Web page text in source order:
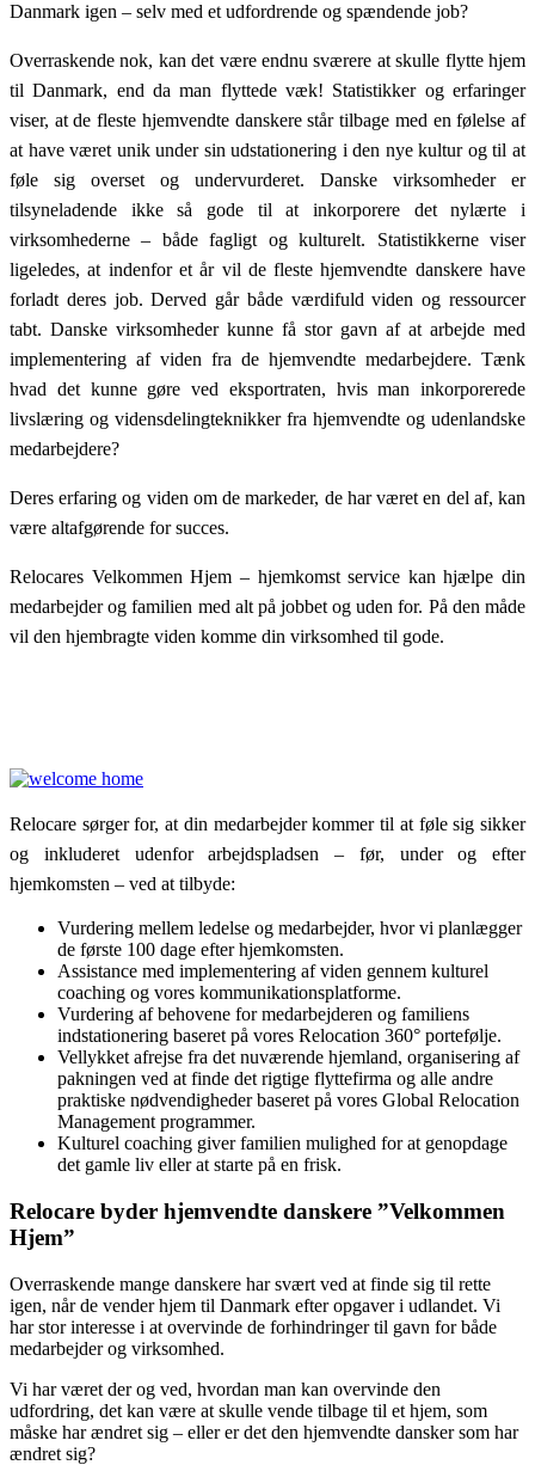
Danmark igen – selv med et udfordrende og spændende job?
Overraskende nok, kan det være endnu sværere at skulle flytte hjem
til Danmark, end da man flyttede væk! Statistikker og erfaringer
viser, at de fleste hjemvendte danskere står tilbage med en følelse af
at have været unik under sin udstationering i den nye kultur og til at
føle sig overset og undervurderet. Danske virksomheder er
tilsyneladende ikke så gode til at inkorporere det nylærte i
virksomhederne – både fagligt og kulturelt. Statistikkerne viser
ligeledes, at indenfor et år vil de fleste hjemvendte danskere have
forladt deres job. Derved går både værdifuld viden og ressourcer
tabt. Danske virksomheder kunne få stor gavn af at arbejde med
implementering af viden fra de hjemvendte medarbejdere. Tænk
hvad det kunne gøre ved eksportraten, hvis man inkorporerede
livslæring og vidensdelingteknikker fra hjemvendte og udenlandske
medarbejdere?
Deres erfaring og viden om de markeder, de har været en del af, kan
være altafgørende for succes.
Relocares Velkommen Hjem – hjemkomst service kan hjælpe din
medarbejder og familien med alt på jobbet og uden for. På den måde
vil den hjembragte viden komme din virksomhed til gode.
Relocare sørger for, at din medarbejder kommer til at føle sig sikker
og inkluderet udenfor arbejdspladsen – før, under og efter
hjemkomsten – ved at tilbyde:
Vurdering mellem ledelse og medarbejder, hvor vi planlægger
de første 100 dage efter hjemkomsten.
Assistance med implementering af viden gennem kulturel
coaching og vores kommunikationsplatforme.
Vurdering af behovene for medarbejderen og familiens
indstationering baseret på vores Relocation 360° portefølje.
Vellykket afrejse fra det nuværende hjemland, organisering af
pakningen ved at finde det rigtige flyttefirma og alle andre
praktiske nødvendigheder baseret på vores Global Relocation
Management programmer.
Kulturel coaching giver familien mulighed for at genopdage
det gamle liv eller at starte på en frisk.
Relocare byder hjemvendte danskere ”Velkommen
Hjem”
Overraskende mange danskere har svært ved at finde sig til rette
igen, når de vender hjem til Danmark efter opgaver i udlandet. Vi
har stor interesse i at overvinde de forhindringer til gavn for både
medarbejder og virksomhed.
Vi har været der og ved, hvordan man kan overvinde den
udfordring, det kan være at skulle vende tilbage til et hjem, som
måske har ændret sig – eller er det den hjemvendte dansker som har
ændret sig?